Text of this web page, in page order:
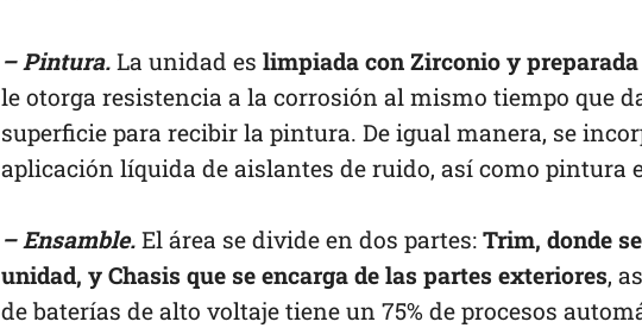
– Pintura.La unidad es limpiada con Zirconio y
le otorga resistencia a la corrosión al mismo tiempo que
superficie para recibir la pintura. De igual manera, se
aplicación líquida de aislantes de ruido, así como pintura
– Ensamble. El área se divide en dos partes: Trim, donde
unidad, y Chasis que se encarga de las partes exteriores,
de baterías de alto voltaje tiene un 75% de procesos